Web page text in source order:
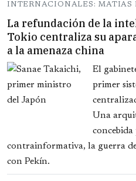
INTERNACIONALES: MATIAS
La refundación de la
Tokio centraliza su
a la amenaza china
El
primer
Una
contrainformativa, la guerra
con Pekín.